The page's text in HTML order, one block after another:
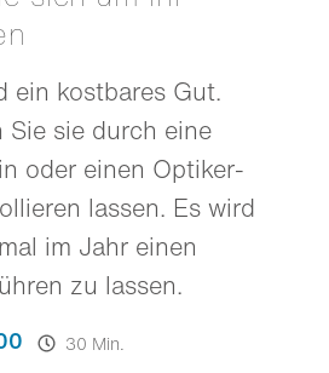
ein kostbares Gut.
Sie sie durch eine
oder einen Optiker-
lassen. Es wird
im Jahr einen
zu lassen.
30 Min.